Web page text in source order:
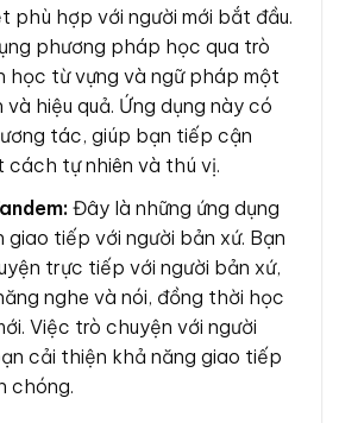
phù hợp với người mới bắt đầu.
phương pháp học qua trò
học từ vựng và ngữ pháp một
hiệu quả. Ứng dụng này có
tác, giúp bạn tiếp cận
cách tự nhiên và thú vị.
Đây là những ứng dụng
giao tiếp với người bản xứ. Bạn
trực tiếp với người bản xứ,
nghe và nói, đồng thời học
Việc trò chuyện với người
cải thiện khả năng giao tiếp
chóng.